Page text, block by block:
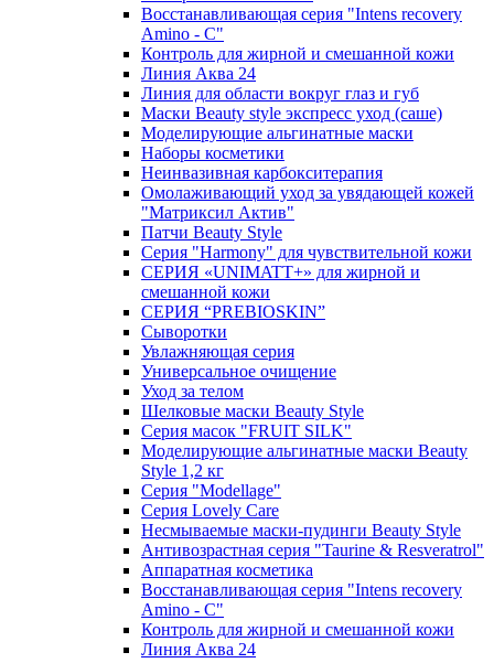
Восстанавливающая серия "Intens recovery
Amino - C"
Контроль для жирной и смешанной кожи
Линия Аква 24
Линия для области вокруг глаз и губ
Маски Beauty style экспресс уход (саше)
Моделирующие альгинатные маски
Наборы косметики
Неинвазивная карбокситерапия
Омолаживающий уход за увядающей кожей
"Матриксил Актив"
Патчи Beauty Style
Серия "Harmony" для чувствительной кожи
СЕРИЯ «UNIMATT+» для жирной и
смешанной кожи
СЕРИЯ “PREBIOSKIN”
Сыворотки
Увлажняющая серия
Универсальное очищение
Уход за телом
Шелковые маски Beauty Style
Серия масок "FRUIT SILK"
Моделирующие альгинатные маски Beauty
Style 1,2 кг
Серия "Modellage"
Cерия Lovely Care
Несмываемые маски-пудинги Beauty Style
Антивозрастная серия "Taurine & Resveratrol"
Аппаратная косметика
Восстанавливающая серия "Intens recovery
Amino - C"
Контроль для жирной и смешанной кожи
Линия Аква 24